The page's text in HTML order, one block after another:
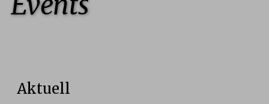
Aktuell